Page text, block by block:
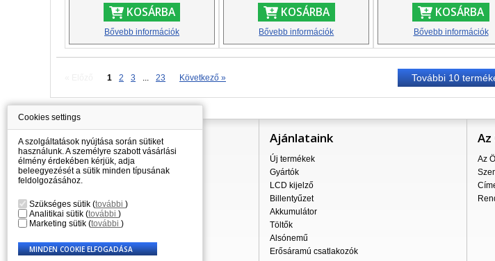
KOSÁRBA
Bővebb információk
KOSÁRBA
Bővebb információk
KOSÁRBA
Bővebb információk
1 2 3 23 Következő » További10
Információ
Mindent a vásárlásról
A szállítás árai
Nagykereskedés
Reklamációs szabályzat
Üzleti feltételek
A személyes adatok feldolgozása
Ajánlataink
Új termékek
Gyártók
LCD kijelző
Billentyűzet
Akkumulátor
Töltők
Alsónemű
Erősáramú csatlakozók
Az
Az
Cookies settings
A szolgáltatások nyújtása során sütiket
használunk. A személyre szabott vásárlási
élmény érdekében kérjük, adja
beleegyezését a sütik minden típusának
feldolgozásához.
Szükséges sütik (további )
Analitikai sütik (további )
Marketing sütik (további )